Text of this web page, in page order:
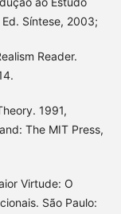
Síntese, 2003;
Reader.
1991,
The MIT Press,
Virtude: O
São Paulo: